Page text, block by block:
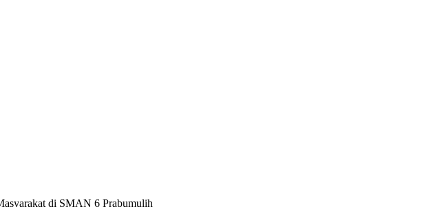
di SMAN 6 Prabumulih